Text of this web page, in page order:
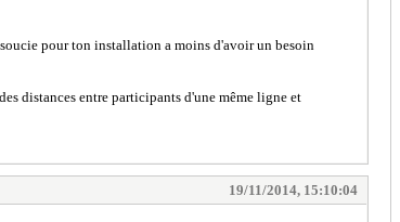
pour ton installation a moins d'avoir un besoin
distances entre participants d'une même ligne et
19/11/2014, 15:10:04